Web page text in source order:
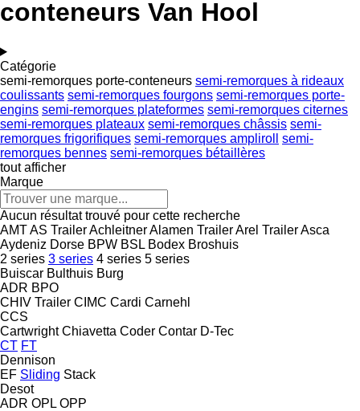
conteneurs Van Hool
Catégorie
semi-remorques porte-conteneurs semi-remorques à rideaux
coulissants semi-remorques fourgons semi-remorques porte-
engins semi-remorques plateformes semi-remorques citernes
semi-remorques plateaux semi-remorques châssis semi-
remorques frigorifiques semi-remorques ampliroll
semi-
remorques bennes semi-remorques bétaillères
tout afficher
Marque
Aucun résultat trouvé pour cette recherche
AMTAS TrailerAchleitnerAlamen TrailerArel TrailerAsca
Aydeniz Dorse BPW BSL Bodex Broshuis
2 series 3 series 4 series 5 series
Buiscar Bulthuis Burg
ADR BPO
CHIV Trailer CIMC Cardi Carnehl
CCS
Cartwright Chiavetta Coder Contar D-Tec
CT FT
Dennison
EF Sliding Stack
Desot
ADR OPL OPP